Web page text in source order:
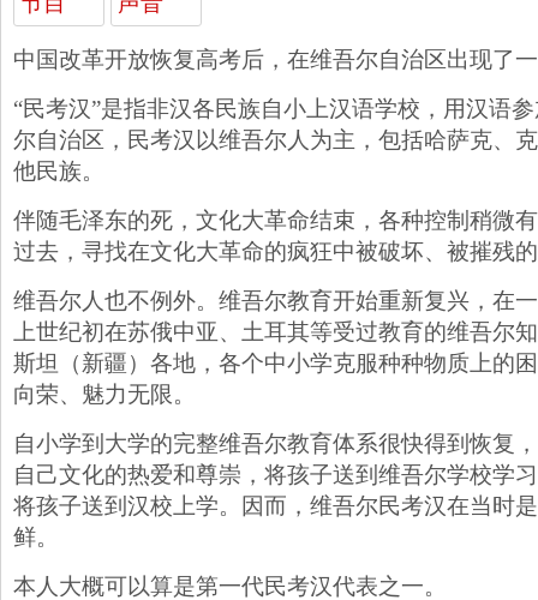
中国改革开放恢复高考后，在维吾尔自治区出现了
“民考汉”是指非汉各民族自小上汉语学校，用汉语
尔自治区，民考汉以维吾尔人为主，包括哈萨克、
他民族。
伴随毛泽东的死，文化大革命结束，各种控制稍微
过去，寻找在文化大革命的疯狂中被破坏、被摧残
维吾尔人也不例外。维吾尔教育开始重新复兴，在
上世纪初在苏俄中亚、土耳其等受过教育的维吾尔
斯坦（新疆）各地，各个中小学克服种种物质上的
向荣、魅力无限。
自小学到大学的完整维吾尔教育体系很快得到恢复
自己文化的热爱和尊崇，将孩子送到维吾尔学校学
将孩子送到汉校上学。因而，维吾尔民考汉在当时
鲜。
本人大概可以算是第一代民考汉代表之一。